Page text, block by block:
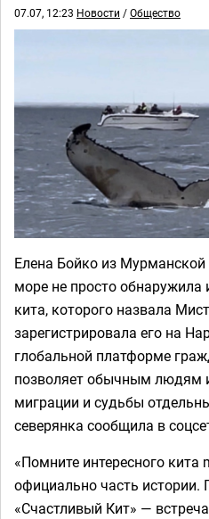
07.07, 12:23 Новости /Общество
Елена Бойко из
море не просто обнаружила
кита, которого назвала
зарегистрировала его на
глобальной платформе
позволяет обычным людям
миграции и судьбы
северянка сообщила в
«Помните интересного кита
официально часть истории.
«Счастливый Кит» —